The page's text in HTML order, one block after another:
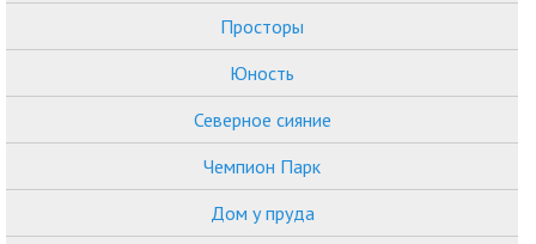
Просторы
Юность
Северное сияние
Чемпион Парк
Дом у пруда